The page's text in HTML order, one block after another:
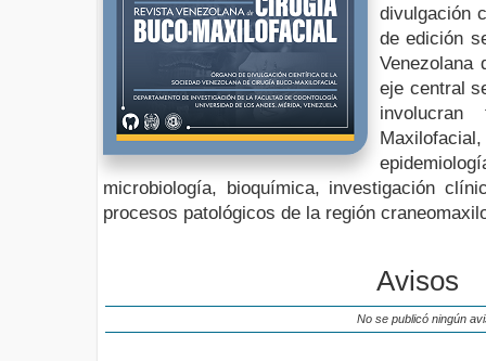
divulgación
de edición
Venezolana
eje central
microbiología, bioquímica, investigación
procesos patológicos de la región
Avisos
No se publicó ningún